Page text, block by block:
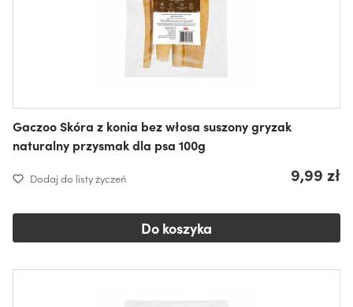
Gaczoo Skóra z konia bez włosa suszony gryzak
naturalny przysmak dla psa 100g
Dodaj do listy życzeń 9,99 zł
Do koszyka